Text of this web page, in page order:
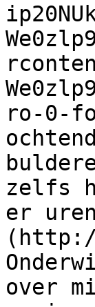
ro-0-
zelfs
er
over